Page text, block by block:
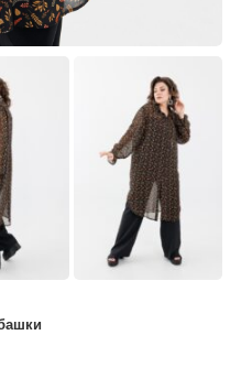
изображение